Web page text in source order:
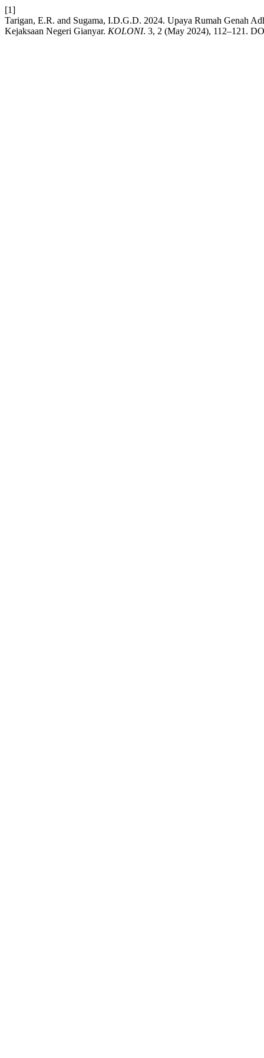
[1]
Tarigan, E.R. and Sugama, I.D.G.D. 2024. Upaya Rumah Genah
Kejaksaan Negeri Gianyar. KOLONI. 3, 2 (May 2024), 112–121.